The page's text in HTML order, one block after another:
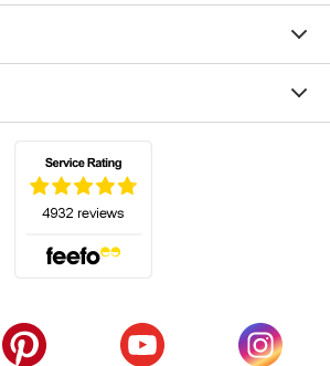
einem neuen Tab)
(öffnet sich in einem neuen Tab)
(öffnet sich in einem
(öffnet